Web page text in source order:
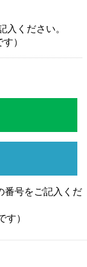
ください。
）
番号をご記入くだ
）